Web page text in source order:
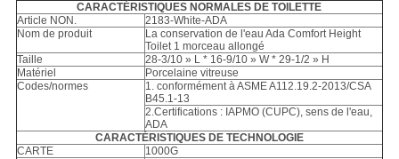
CARACTÉRISTIQUES NORMALES DE TOILETTE
Article NON.
2183-White-ADA
Nom de produit
La conservation de l'eau Ada Comfort Height
Toilet 1 morceau allongé
Taille
28-3/10 » L * 16-9/10 » W * 29-1/2 » H
Matériel
Porcelaine vitreuse
Codes/normes
1. conformément à ASME A112.19.2-2013/CSA
B45.1-13
2.Certifications : IAPMO (CUPC), sens de l'eau,
ADA
CARACTÉRISTIQUES DE TECHNOLOGIE
CARTE
1000G